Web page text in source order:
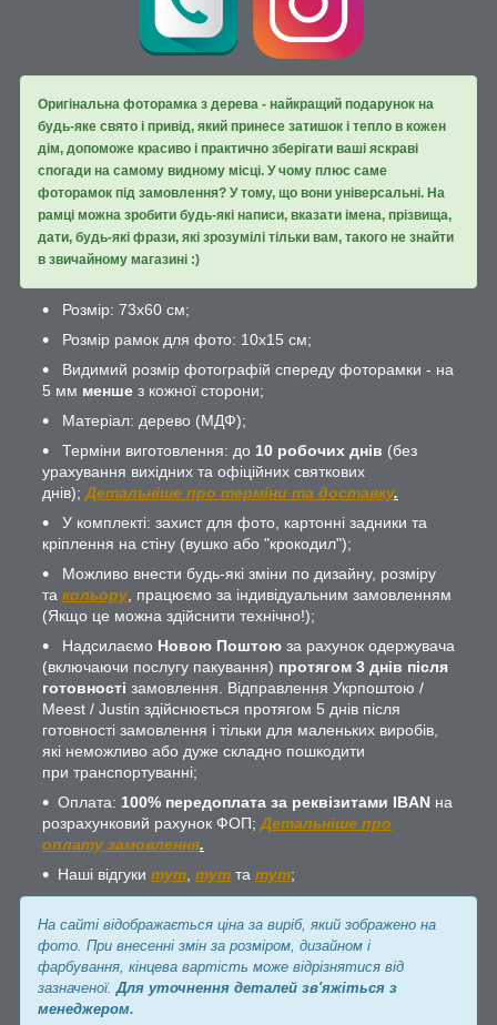
Оригінальна фоторамка з дерева - найкращий подарунок на
будь-яке свято і привід, який принесе затишок і тепло в кожен
дім, допоможе красиво і практично зберігати ваші яскраві
спогади на самому видному місці. У чому плюс саме
фоторамок під замовлення? У тому, що вони універсальні. На
рамці можна зробити будь-які написи, вказати імена, прізвища,
дати, будь-які фрази, які зрозумілі тільки вам, такого не знайти
в звичайному магазині :)
Розмір: 73х60 см;
Розмір рамок для фото: 10х15 см;
Видимий розмір фотографій спереду фоторамки - на
5 мм менше з кожної сторони;
Матеріал: дерево (МДФ);
Терміни виготовлення: до 10 робочих днів (без
урахування вихідних та офіційних святкових
днів); Детальніше про терміни та доставку.
У комплекті: захист для фото, картонні задники та
кріплення на стіну (вушко або "крокодил");
Можливо внести будь-які зміни по дизайну, розміру
та кольору , працюємо за індивідуальним замовленням
(Якщо це можна здійснити технічно!);
Надсилаємо Новою Поштою за рахунок одержувача
(включаючи послугу пакування) протягом 3 днів після
готовності замовлення. Відправлення Укрпоштою /
Meest / Justin здійснюється протягом 5 днів після
готовності замовлення і тільки для маленьких виробів,
які неможливо або дуже складно пошкодити
при транспортуванні;
Оплата: 100% передоплата за реквізитами IBAN на
розрахунковий рахунок ФОП; Детальніше про
оплату замовлення.
Наші відгуки тут тут та тут;
На сайті відображається ціна за виріб, який зображено на
фото. При внесенні змін за розміром, дизайном і
фарбування, кінцева вартість може відрізнятися від
зазначеної. Для уточнення деталей зв'яжіться з
менеджером.